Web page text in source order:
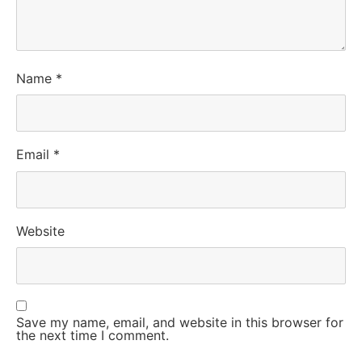
Name *
Email *
Website
Save my name, email, and website in this browser for
the next time I comment.